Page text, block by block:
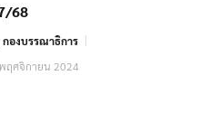
68
กองบรรณาธิการ
ฤศจิกายน 2024